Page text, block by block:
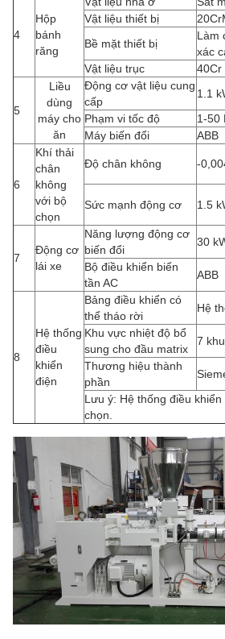
4
Hộp
bánh
răng
Vật liệu thiết bị
Bề mặt thiết bị
Làm
xác
Vật liệu trục
40Cr
5
Liều
dùng
máy cho
ăn
Động cơ vật liệu cung
cấp
1.1
Phạm vi tốc độ
1-50
Máy biến đổi
ABB
6
Khí thải
chân
không
với bộ
chọn
Độ chân không -
Sức mạnh động cơ 1.5
7
Động cơ
lái xe
Năng lượng động cơ
biến đổi
30
Bộ điều khiển biến
tần AC
ABB
8
Hệ thống
điều
khiển
điện
Bảng điều khiển có
thể tháo rời
Hệ
Khu vực nhiệt độ bổ
sung cho đầu matrix
7
Thương hiệu thành
phần
Lưu ý: Hệ thống điều
chọn.